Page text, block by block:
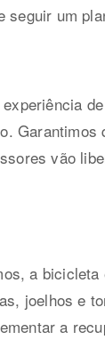
um
vão
a
joelhos e
a